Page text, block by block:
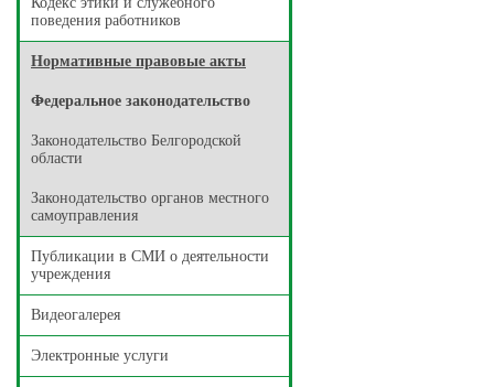
поведения работников
Нормативные правовые акты
Федеральное законодательство
Законодательство Белгородской
области
Законодательство органов местного
самоуправления
Публикации в СМИ о деятельности
учреждения
Видеогалерея
Электронные услуги